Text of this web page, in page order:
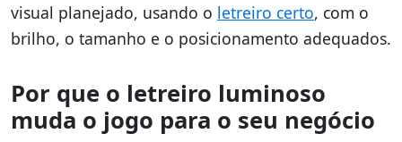
visual planejado, usando o letreiro certo, com o
brilho, o tamanho e o posicionamento adequados.
Por que o letreiro luminoso
muda o jogo para o seu negócio